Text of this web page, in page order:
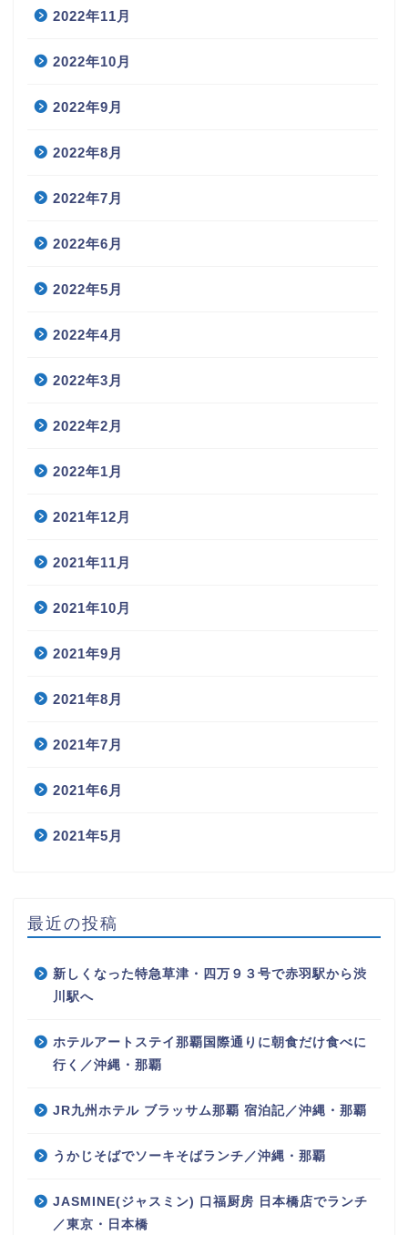
2022年11月
2022年10月
2022年9月
2022年8月
2022年7月
2022年6月
2022年5月
2022年4月
2022年3月
2022年2月
2022年1月
2021年12月
2021年11月
2021年10月
2021年9月
2021年8月
2021年7月
2021年6月
2021年5月
最近の投稿
新しくなった特急草津・四万９３号で赤羽駅から渋
川駅へ
ホテルアートステイ那覇国際通りに朝食だけ食べに
行く／沖縄・那覇
JR九州ホテル ブラッサム那覇 宿泊記／沖縄・那覇
うかじそばでソーキそばランチ／沖縄・那覇
JASMINE(ジャスミン) 口福厨房 日本橋店でランチ
／東京・日本橋